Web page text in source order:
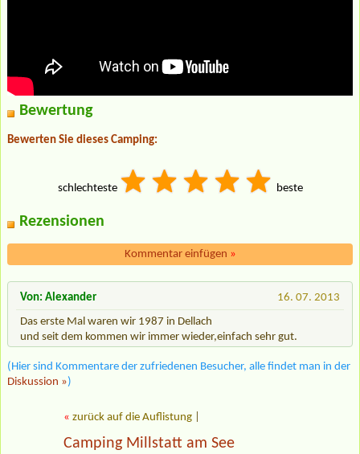
Bewertung
Bewerten Sie dieses Camping:
schlechteste beste
Rezensionen
Kommentar einfügen »
16. 07. 2013
Von: Alexander
Das erste Mal waren wir 1987 in Dellach
und seit dem kommen wir immer wieder,einfach sehr gut.
(Hier sind Kommentare der zufriedenen Besucher, alle findet man in der
Diskussion »)
« zurück auf die Auflistung
Camping Millstatt am See